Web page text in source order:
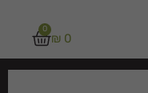
₪ 0
0